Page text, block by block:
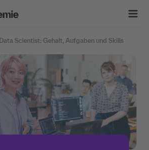
Data Scientist: Gehalt, Aufgaben und Skills